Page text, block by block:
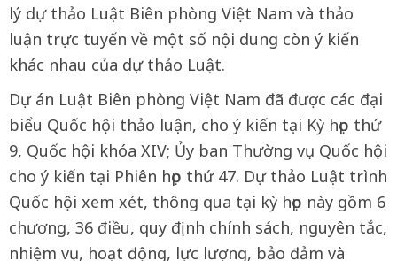
lý dự thảo Luật Biên phòng Việt Nam và thảo
luận trực tuyến về một số nội dung còn ý kiến
khác nhau của dự thảo Luật.
Dự án Luật Biên phòng Việt Nam đã được các đại
biểu Quốc hội thảo luận, cho ý kiến tại Kỳ họp thứ
9, Quốc hội khóa XIV; Ủy ban Thường vụ Quốc hội
cho ý kiến tại Phiên họp thứ 47. Dự thảo Luật trình
Quốc hội xem xét, thông qua tại kỳ họp này gồm 6
chương, 36 điều, quy định chính sách, nguyên tắc,
nhiệm vụ, hoạt động, lực lượng, bảo đảm và